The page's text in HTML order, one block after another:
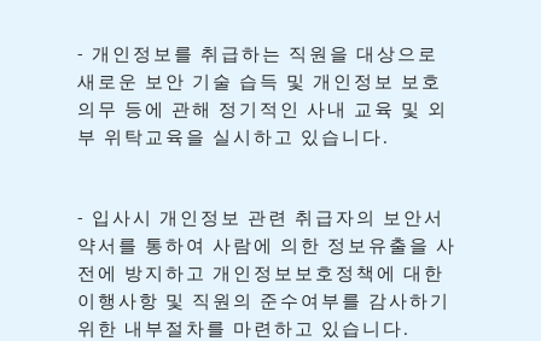
- 개인정보를 취급하는 직원을 대상으로
새로운 보안 기술 습득 및 개인정보 보호
의무 등에 관해 정기적인 사내 교육 및
외
부 위탁교육을 실시하고 있습니다 .
- 입사시 개인정보 관련 취급자의
보안서
약서를 통하여 사람에 의한 정보유출을 사
전에
방지하고 개인정보보호정책에 대한
이행사항 및 직원의 준수여부를 감사하기
위한 내부절차를 마련하고 있습니다 .